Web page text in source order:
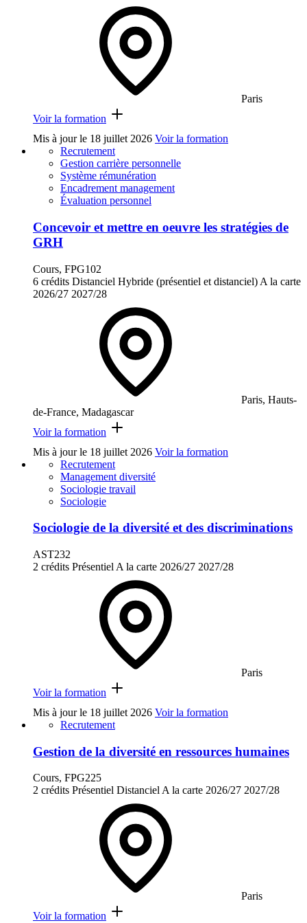
Paris
Voir la formation
Mis à jour le 18 juillet 2026 Voir la formation
Recrutement
Gestion carrière personnelle
Système rémunération
Encadrement management
Évaluation personnel
Concevoir et mettre en oeuvre les stratégies de
GRH
Cours, FPG102
6 crédits Distanciel Hybride (présentiel et distanciel) A la carte
2026/27 2027/28
Paris, Hauts-
de-France, Madagascar
Voir la formation
Mis à jour le 18 juillet 2026 Voir la formation
Recrutement
Management diversité
Sociologie travail
Sociologie
Sociologie de la diversité et des discriminations
AST232
2 crédits Présentiel A la carte 2026/27 2027/28
Paris
Voir la formation
Mis à jour le 18 juillet 2026 Voir la formation
Recrutement
Gestion de la diversité en ressources humaines
Cours, FPG225
2 crédits Présentiel Distanciel A la carte 2026/27 2027/28
Paris
Voir la formation